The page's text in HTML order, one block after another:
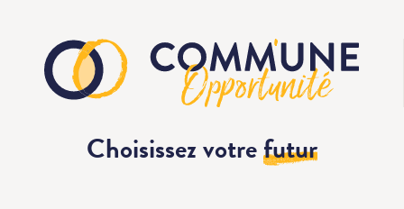
Choisissez votrefutur